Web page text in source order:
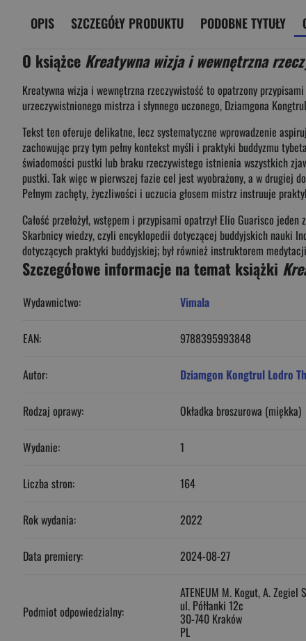
OPIS SZCZEGÓŁY PRODUKTU PODOBNE TYTUŁY
O książce Kreatywna wizja i wewnętrzna
Kreatywna wizja i wewnętrzna rzeczywistość to opatrzony
urzeczywistnionego mistrza i słynnego uczonego, Dziamgona
Tekst ten oferuje delikatne, lecz systematyczne wprowadzenie
zachowując przy tym pełny kontekst myśli i praktyki buddyzmu
świadomości pustki lub braku rzeczywistego istnienia wszystkich
pustki. Tak więc w pierwszej fazie cel jest wyobrażony, a w drugiej
Pełnym zachęty, życzliwości i uczucia głosem mistrz instruuje
Całość przełożył, wstępem i przypisami opatrzył Elio Guarisco
Skarbnicy wiedzy, czyli encyklopedii dotyczącej buddyjskich nauki
dotyczących praktyki buddyjskiej; był również instruktorem
Szczegółowe informacje na temat książki
Wydawnictwo: Vimala
EAN: 9788395993848
Autor: Dziamgon Kongtrul Lodro
Rodzaj oprawy: Okładka broszurowa (miękka)
Wydanie: 1
Liczba stron: 164
Rok wydania: 2022
Data premiery: 2024-08-27
Podmiot odpowiedzialny:
ATENEUM M. Kogut, A. Zegiel
ul. Półłanki 12c
30-740 Kraków
PL